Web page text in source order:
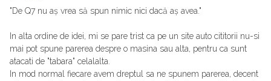
"De Q7 nu aș vrea să spun nimic nici dacă aș avea."
In alta ordine de idei, mi se pare trist ca pe un site auto cititorii nu-si
mai pot spune parerea despre o masina sau alta, pentru ca sunt
atacati de "tabara" celalalta.
In mod normal fiecare avem dreptul sa ne spunem parerea, decent